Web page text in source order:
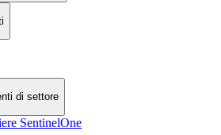
di settore
SentinelOne